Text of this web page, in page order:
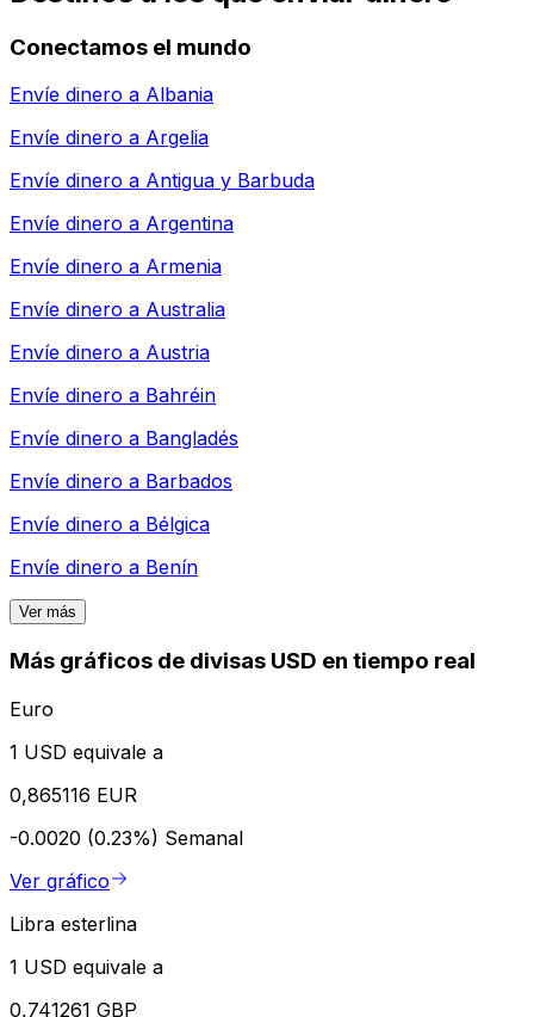
Conectamos el mundo
Envíe dinero a Albania
Envíe dinero a Argelia
Envíe dinero a Antigua y Barbuda
Envíe dinero a Argentina
Envíe dinero a Armenia
Envíe dinero a Australia
Envíe dinero a Austria
Envíe dinero a Bahréin
Envíe dinero a Bangladés
Envíe dinero a Barbados
Envíe dinero a Bélgica
Envíe dinero a Benín
Ver más
Más gráficos de divisas USD en tiempo real
Euro
1 USD equivale a
0,865116 EUR
-0.0020 (0.23%) Semanal
Ver gráfico
Libra esterlina
1 USD equivale a
0,741261 GBP